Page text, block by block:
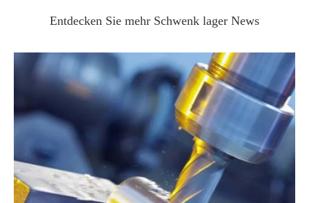
Entdecken Sie mehr Schwenk lager News